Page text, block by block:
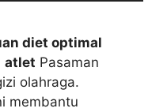
diet optimal
atlet Pasaman
olahraga.
membantu